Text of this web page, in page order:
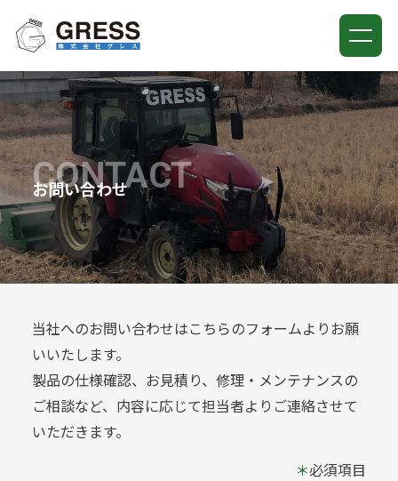
ホーム
当社について
取扱説明書
メンテナンスサービス
お知らせ
お問い合わせ
0436-67-1260
平日 9:00-17:00
CONTACT
お問い合わせ
当社へのお問い合わせはこちらのフォームよりお願
いいたします。
製品の仕様確認、お見積り、修理・メンテナンスの
ご相談など、内容に応じて担当者よりご連絡させて
いただきます。
必須項目